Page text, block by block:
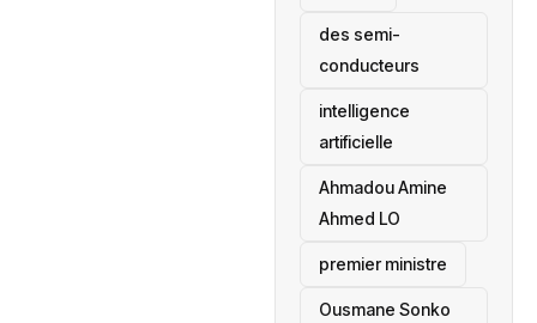
des semi-
conducteurs
intelligence
artificielle
Ahmadou Amine
Ahmed LO
premier ministre
Ousmane Sonko